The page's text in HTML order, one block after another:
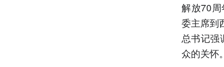
解放70
委主席到
总书记强
众的关怀